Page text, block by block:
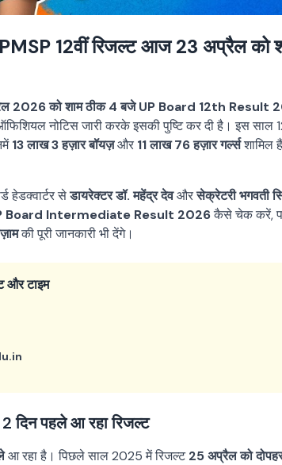
12वीं रिजल्ट आज 23 अप्रैल को
2026 को शाम ठीक 4 बजे UP Board 12th Result
नोटिस जारी करके इसकी पुष्टि कर दी है। इस साल
13 लाख 3 हज़ार बॉयज़और 11 लाख 76 हज़ार गर्ल्सशामिल
हेडक्वार्टर सेडायरेक्टर डॉ. महेंद्र देवऔरसेक्रेटरी भगवती
Board Intermediate Result 2026कैसे चेक करें,
की पूरी जानकारी भी देंगे।
टाइम
पहले आ रहा रिजल्ट
आ रहा है। पिछले साल 2025 में रिजल्ट25 अप्रैल को